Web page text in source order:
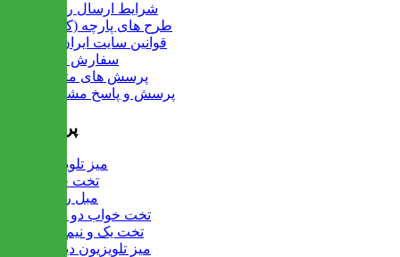
شرایط ارسال رایگان
طرح های پارچه (کالیته)
قوانین سایت ایران میز
سفارش عمده
پرسش های متداول
پرسش و پاسخ مشتریان
پرفروش ها
میز تلویزیون
تخت خواب
مبل راحتی
تخت خواب دو طبقه
تخت یک و نیم نفره
میز تلویزیون دیواری